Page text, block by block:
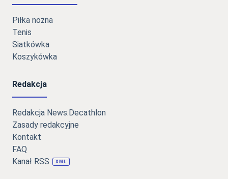
Piłka nożna
Tenis
Siatkówka
Koszykówka
Redakcja
Redakcja News.Decathlon
Zasady redakcyjne
Kontakt
FAQ
Kanał RSS
XML